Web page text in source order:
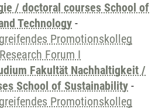
/ doctoral courses School of
Technology -
Promotionskolleg
Research Forum I
Fakultät Nachhaltigkeit /
School of Sustainability -
Promotionskolleg